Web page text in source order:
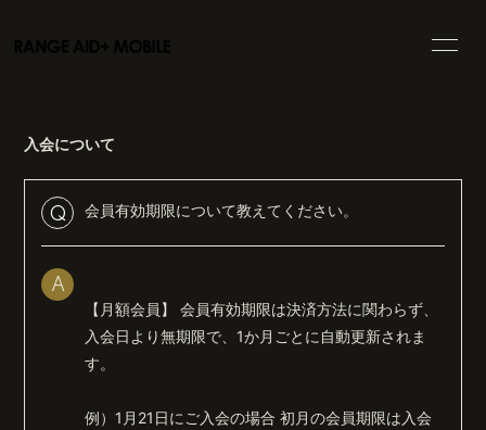
SCHEDULE
VIDEO BLOG
DISCOGRAPHY GOODS
入会について
Q 会員有効期限について教えてください。
A
【月額会員】 会員有効期限は決済方法に関わらず、
入会日より無期限で、1か月ごとに自動更新されま
す。
例）1月21日にご入会の場合 初月の会員期限は入会